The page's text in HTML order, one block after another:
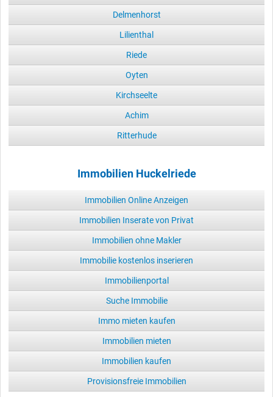
Delmenhorst
Lilienthal
Riede
Oyten
Kirchseelte
Achim
Ritterhude
Immobilien Huckelriede
Immobilien Online Anzeigen
Immobilien Inserate von Privat
Immobilien ohne Makler
Immobilie kostenlos inserieren
Immobilienportal
Suche Immobilie
Immo mieten kaufen
Immobilien mieten
Immobilien kaufen
Provisionsfreie Immobilien